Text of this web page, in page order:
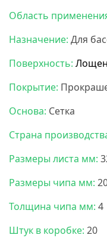
Область
Назначение: Для
Поверхность:
Покрытие:
Основа: Сетка
Страна
Размеры листа мм:
Размеры чипа мм:
Толщина чипа мм: 4
Штук в коробке: 20